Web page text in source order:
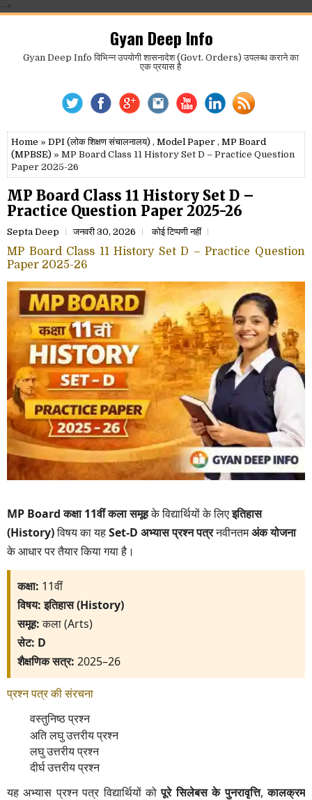
-->
Gyan Deep Info
Gyan Deep Info विभिन्न उपयोगी शासनादेश (Govt. Orders) उपलब्ध कराने का
एक प्रयास है
Home » DPI (लोक शिक्षण संचालनालय) , Model Paper , MP Board
(MPBSE) » MP Board Class 11 History Set D – Practice Question
Paper 2025-26
MP Board Class 11 History Set D –
Practice Question Paper 2025-26
Septa Deep जनवरी 30, 2026 कोई टिप्पणी नहीं
MP Board Class 11 History Set D – Practice Question
Paper 2025-26
MP Board कक्षा 11वीं कला समूहके विद्यार्थियों के लिएइतिहास
(History)विषय का यहSet-D अभ्यास प्रश्न पत्रनवीनतमअंक योजना
के आधार पर तैयार किया गया है।
कक्षा: 11वीं
विषय:इतिहास (History)
समूह:कला (Arts)
सेट: D
शैक्षणिक सत्र: 2025–26
प्रश्न पत्र की संरचना
वस्तुनिष्ठ प्रश्न
अति लघु उत्तरीय प्रश्न
लघु उत्तरीय प्रश्न
दीर्घ उत्तरीय प्रश्न
यह अभ्यास प्रश्न पत्र विद्यार्थियों कोपूरे सिलेबस के पुनरावृत्ति,कालक्रम